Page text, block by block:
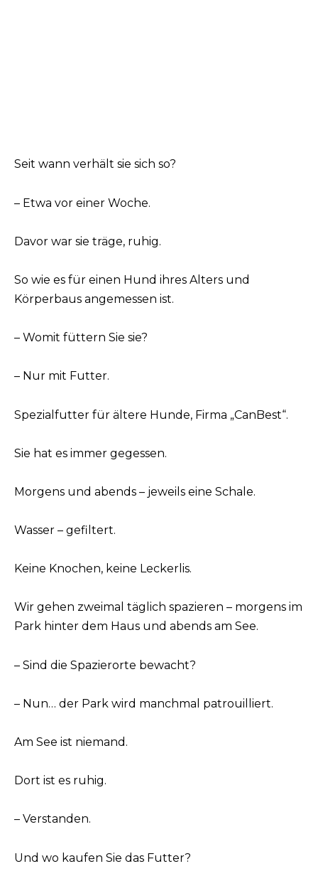
Seit wann verhält sie sich so?
– Etwa vor einer Woche.
Davor war sie träge, ruhig.
So wie es für einen Hund ihres Alters und
Körperbaus angemessen ist.
– Womit füttern Sie sie?
– Nur mit Futter.
Spezialfutter für ältere Hunde, Firma „CanBest“.
Sie hat es immer gegessen.
Morgens und abends – jeweils eine Schale.
Wasser – gefiltert.
Keine Knochen, keine Leckerlis.
Wir gehen zweimal täglich spazieren – morgens im
Park hinter dem Haus und abends am See.
– Sind die Spazierorte bewacht?
– Nun… der Park wird manchmal patrouilliert.
Am See ist niemand.
Dort ist es ruhig.
– Verstanden.
Und wo kaufen Sie das Futter?